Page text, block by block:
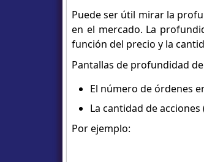
Puede ser útil mirar la
en el mercado. La
función del precio y la
Pantallas de profundidad
El número de órdenes
La cantidad de
Por ejemplo: